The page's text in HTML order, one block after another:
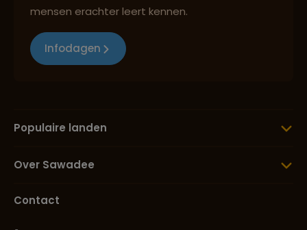
mensen erachter leert kennen.
Infodagen
Populaire landen
Over Sawadee
Contact